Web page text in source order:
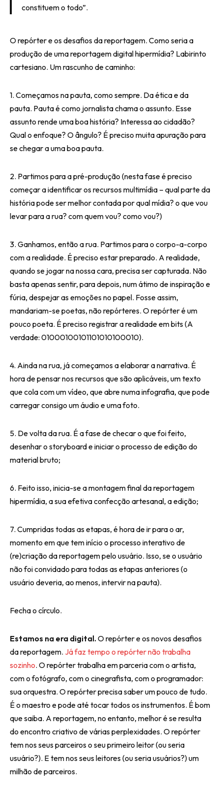
constituem o todo”.
O repórter e os desafios da reportagem. Como seria a
produção de uma reportagem digital hipermídia? Labirinto
cartesiano. Um rascunho de caminho:
1. Começamos na pauta, como sempre. Da ética e da
pauta. Pauta é como jornalista chama o assunto. Esse
assunto rende uma boa história? Interessa ao cidadão?
Qual o enfoque? O ângulo? É preciso muita apuração para
se chegar a uma boa pauta.
2. Partimos para a pré-produção (nesta fase é preciso
começar a identificar os recursos multimídia – qual parte da
história pode ser melhor contada por qual mídia? o que vou
levar para a rua? com quem vou? como vou?)
3. Ganhamos, então a rua. Partimos para o corpo-a-corpo
com a realidade. É preciso estar preparado. A realidade,
quando se jogar na nossa cara, precisa ser capturada. Não
basta apenas sentir, para depois, num átimo de inspiração e
fúria, despejar as emoções no papel. Fosse assim,
mandariam-se poetas, não repórteres. O repórter é um
pouco poeta. É preciso registrar a realidade em bits (A
verdade: 01000100101101010100010).
4. Ainda na rua, já começamos a elaborar a narrativa. É
hora de pensar nos recursos que são aplicáveis, um texto
que cola com um vídeo, que abre numa infografia, que pode
carregar consigo um áudio e uma foto.
5. De volta da rua. É a fase de checar o que foi feito,
desenhar o storyboard e iniciar o processo de edição do
material bruto;
6. Feito isso, inicia-se a montagem final da reportagem
hipermídia, a sua efetiva confecção artesanal, a edição;
7. Cumpridas todas as etapas, é hora de ir para o ar,
momento em que tem início o processo interativo de
(re)criação da reportagem pelo usuário. Isso, se o usuário
não foi convidado para todas as etapas anteriores (o
usuário deveria, ao menos, intervir na pauta).
Fecha o círculo.
Estamos na era digital.O repórter e os novos desafios
da reportagem. Já faz tempo o repórter não trabalha
sozinho. O repórter trabalha em parceria com o artista,
com o fotógrafo, com o cinegrafista, com o programador:
sua orquestra. O repórter precisa saber um pouco de tudo.
É o maestro e pode até tocar todos os instrumentos. É bom
que saiba. A reportagem, no entanto, melhor é se resulta
do encontro criativo de várias perplexidades. O repórter
tem nos seus parceiros o seu primeiro leitor (ou seria
usuário?). E tem nos seus leitores (ou seria usuários?) um
milhão de parceiros.